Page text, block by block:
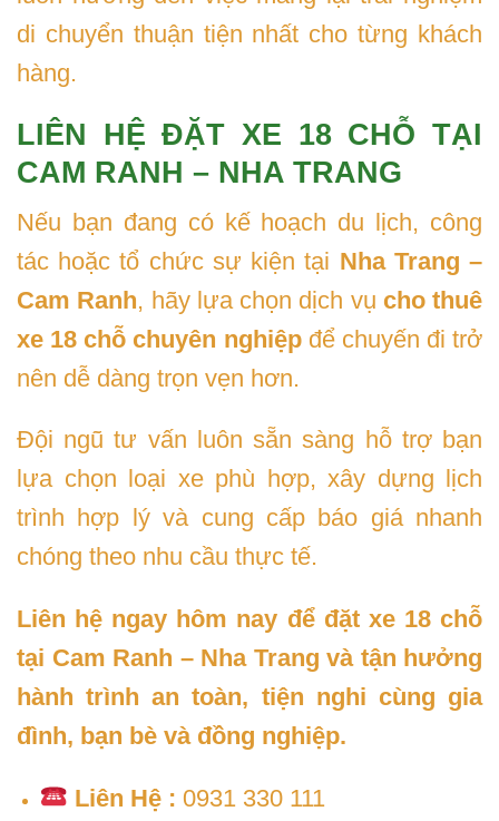
di chuyển thuận tiện nhất cho từng khách
hàng.
LIÊN HỆ ĐẶT XE 18 CHỖ TẠI
CAM RANH – NHA TRANG
Nếu bạn đang có kế hoạch du lịch, công
tác hoặc tổ chức sự kiện tại Nha Trang –
Cam Ranh, hãy lựa chọn dịch vụ cho thuê
xe 18 chỗ chuyên nghiệpđể chuyến đi trở
nên dễ dàng trọn vẹn hơn.
Đội ngũ tư vấn luôn sẵn sàng hỗ trợ bạn
lựa chọn loại xe phù hợp, xây dựng lịch
trình hợp lý và cung cấp báo giá nhanh
chóng theo nhu cầu thực tế.
Liên hệ ngay hôm nay để đặt xe 18 chỗ
tại Cam Ranh – Nha Trang và tận hưởng
hành trình an toàn, tiện nghi cùng gia
đình, bạn bè và đồng nghiệp.
Liên Hệ : 0931 330 111